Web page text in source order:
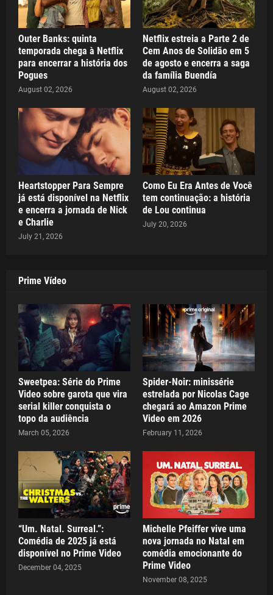
Outer Banks: quinta
temporada chega à Netflix
para encerrar a história dos
Pogues
August 02, 2026
Netflix estreia a Parte 2 de
Cem Anos de Solidão em 5
de agosto e encerra a saga
da família Buendía
August 02, 2026
Heartstopper Para Sempre
já está disponível na Netflix
e encerra a jornada de Nick
e Charlie
July 21, 2026
Como Eu Era Antes de Você
tem continuação: a história
de Lou continua
July 20, 2026
Prime Vídeo
Sweetpea: Série do Prime
Video sobre garota que vira
serial killer conquista o
topo da audiência
March 05, 2026
Spider-Noir: minissérie
estrelada por Nicolas Cage
chegará ao Amazon Prime
Video em 2026
February 11, 2026
“Um. Natal. Surreal.”:
Comédia de 2025 já está
disponível no Prime Video
December 04, 2025
Michelle Pfeiffer vive uma
nova jornada no Natal em
comédia emocionante do
Prime Video
November 08, 2025